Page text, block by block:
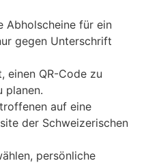
Abholscheine für ein
gegen Unterschrift
einen QR-Code zu
planen.
auf eine
der Schweizerischen
persönliche